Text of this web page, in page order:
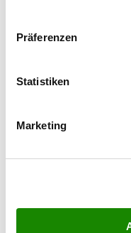
Informationen
können
bestimmten
Erfahren Sie mehr
Präferenzen
Statistiken
Marketing
Feedback zu diesem
teilen